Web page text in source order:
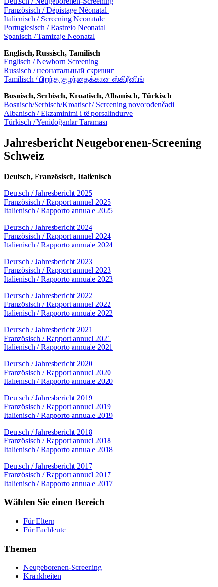
Französisch / Dépistage Néonatal
Italienisch / Screening Neonatale
Portugiesisch / Rastreio Neonatal
Spanisch / Tamizaje Neonatal
Englisch, Russisch, Tamilisch
Englisch / Newborn Screening
Russisch / неонатальный скриниг
Tamilisch / பிறந்த குழந்தைக்கான ஸ்கிரீனிங்
Bosnisch, Serbisch, Kroatisch, Albanisch, Türkisch
Bosnisch/Serbisch/Kroatisch/ Screening novorođenčadi
Albanisch / Ekzaminimi i të porsalindurve
Türkisch / Yenidoğanlar Taraması
Jahresbericht Neugeborenen-Screening
Schweiz
Deutsch, Französisch, Italienisch
Deutsch / Jahresbericht 2025
Französisch / Rapport annuel 2025
Italienisch / Rapporto annuale 2025
Deutsch / Jahresbericht 2024
Französisch / Rapport annuel 2024
Italienisch / Rapporto annuale 2024
Deutsch / Jahresbericht 2023
Französisch / Rapport annuel 2023
Italienisch / Rapporto annuale 2023
Deutsch / Jahresbericht 2022
Französisch / Rapport annuel 2022
Italienisch / Rapporto annuale 2022
Deutsch / Jahresbericht 2021
Französisch / Rapport annuel 2021
Italienisch / Rapporto annuale 2021
Deutsch / Jahresbericht 2020
Französisch / Rapport annuel 2020
Italienisch / Rapporto annuale 2020
Deutsch / Jahresbericht 2019
Französisch / Rapport annuel 2019
Italienisch / Rapporto annuale 2019
Deutsch / Jahresbericht 2018
Französisch / Rapport annuel 2018
Italienisch / Rapporto annuale 2018
Deutsch / Jahresbericht 2017
Französisch / Rapport annuel 2017
Italienisch / Rapporto annuale 2017
Wählen Sie einen Bereich
Für Eltern
Für Fachleute
Themen
Neugeborenen-Screening
Krankheiten